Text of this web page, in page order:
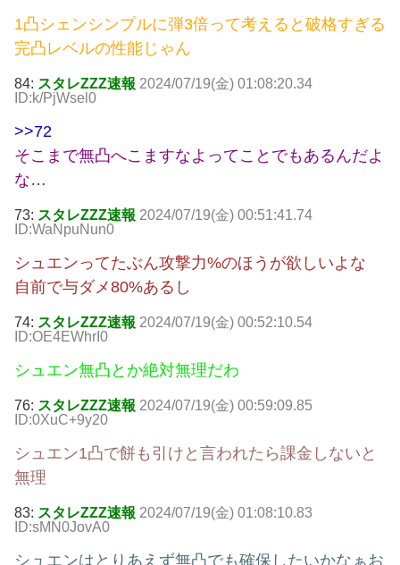
1凸シェンシンプルに弾3倍って考えると破格すぎる
完凸レベルの性能じゃん
84: スタレZZZ速報 2024/07/19(金) 01:08:20.34
ID:k/PjWsel0
>>72
そこまで無凸へこますなよってことでもあるんだよ
な…
73: スタレZZZ速報 2024/07/19(金) 00:51:41.74
ID:WaNpuNun0
シュエンってたぶん攻撃力%のほうが欲しいよな
自前で与ダメ80%あるし
74: スタレZZZ速報 2024/07/19(金) 00:52:10.54
ID:OE4EWhrI0
シュエン無凸とか絶対無理だわ
76: スタレZZZ速報 2024/07/19(金) 00:59:09.85
ID:0XuC+9y20
シュエン1凸で餅も引けと言われたら課金しないと
無理
83: スタレZZZ速報 2024/07/19(金) 01:08:10.83
ID:sMN0JovA0
シュエンはとりあえず無凸でも確保したいかなぁお